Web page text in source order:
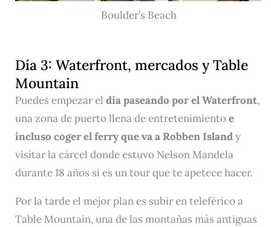
Boulder’s Beach
Día 3: Waterfront, mercados y Table
Mountain
Puedes empezar el día paseando por el Waterfront,
una zona de puerto llena de entretenimientoe
incluso coger el ferry que va a Robben Islandy
visitar la cárcel donde estuvo Nelson Mandela
durante 18 años si es un tour que te apetece hacer.
Por la tarde el mejor plan es subir en teleférico a
Table Mountain, una de las montañas más antiguas